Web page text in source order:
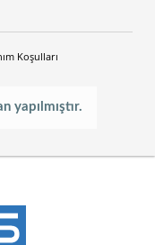
Koşulları
yapılmıştır.